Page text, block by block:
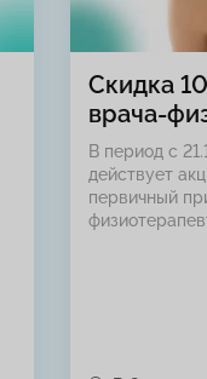
Скидка
врача-
В период с
действует
первичный